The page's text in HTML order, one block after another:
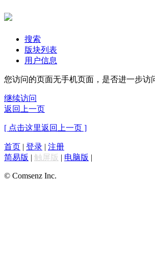
搜索
版块列表
用户信息
您访问的页面无手机页面，是否进一步访
继续访问
返回上一页
[ 点击这里返回上一页 ]
首页 | 登录 | 注册
简易版 | 触屏版 | 电脑版 |
© Comsenz Inc.